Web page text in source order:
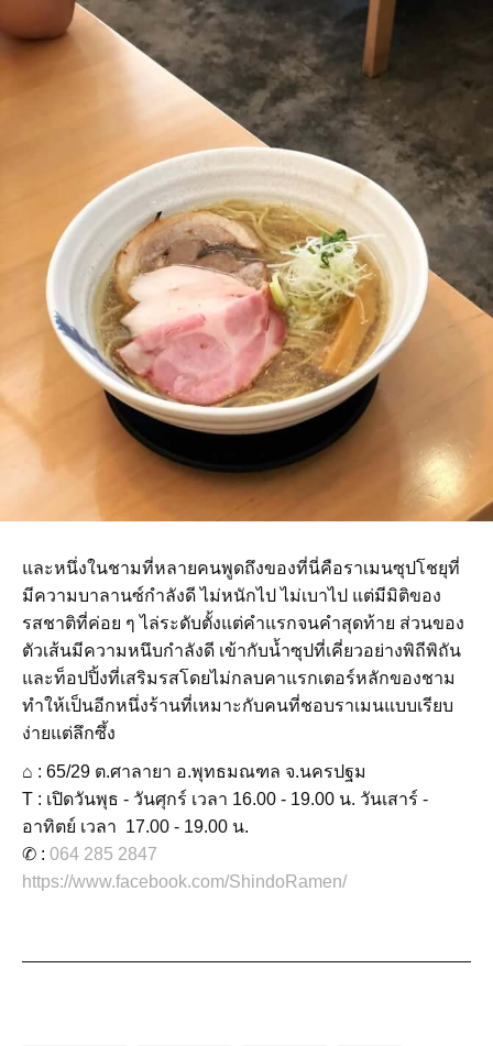
และหนึ่งในชามที่หลายคนพูดถึงของที่นี่คือราเมนซุปโชยุที่
มีความบาลานซ์กำลังดี ไม่หนักไป ไม่เบาไป แต่มีมิติของ
รสชาติที่ค่อย ๆ ไล่ระดับตั้งแต่คำแรกจนคำสุดท้าย ส่วนของ
ตัวเส้นมีความหนึบกำลังดี เข้ากับน้ำซุปที่เคี่ยวอย่างพิถีพิถัน
และท็อปปิ้งที่เสริมรสโดยไม่กลบคาแรกเตอร์หลักของชาม
ทำให้เป็นอีกหนึ่งร้านที่เหมาะกับคนที่ชอบราเมนแบบเรียบ
ง่ายแต่ลึกซึ้ง
⌂ : 65/29 ต.ศาลายา อ.พุทธมณฑล จ.นครปฐม
T : เปิดวันพุธ - วันศุกร์ เวลา 16.00 - 19.00 น. วันเสาร์ -
อาทิตย์ เวลา 17.00 - 19.00 น.
✆ : 064 285 2847
https://www.facebook.com/ShindoRamen/